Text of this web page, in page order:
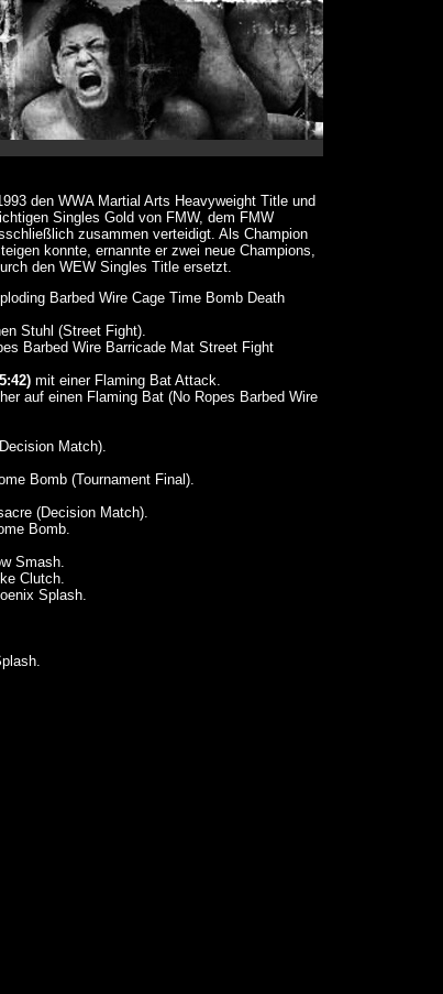
den WWA Martial Arts Heavyweight Title und
Singles Gold von FMW, dem FMW
zusammen verteidigt. Als Champion
konnte, ernannte er zwei neue Champions,
den WEW Singles Title ersetzt.
Barbed Wire Cage Time Bomb Death
Stuhl (Street Fight).
Barbed Wire Barricade Mat Street Fight
mit einer Flaming Bat Attack.
auf einen Flaming Bat (No Ropes Barbed Wire
Match).
Bomb (Tournament Final).
(Decision Match).
Bomb.
Smash.
Clutch.
Splash.